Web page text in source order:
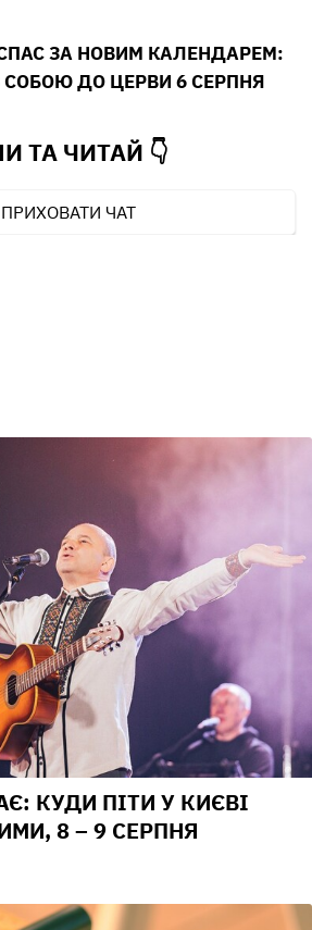
ЗА НОВИМ КАЛЕНДАРЕМ:
ДО ЦЕРВИ 6 СЕРПНЯ
ТА ЧИТАЙ 👇
ПРИХОВАТИ ЧАТ
КУДИ ПІТИ У КИЄВІ
8 – 9 СЕРПНЯ